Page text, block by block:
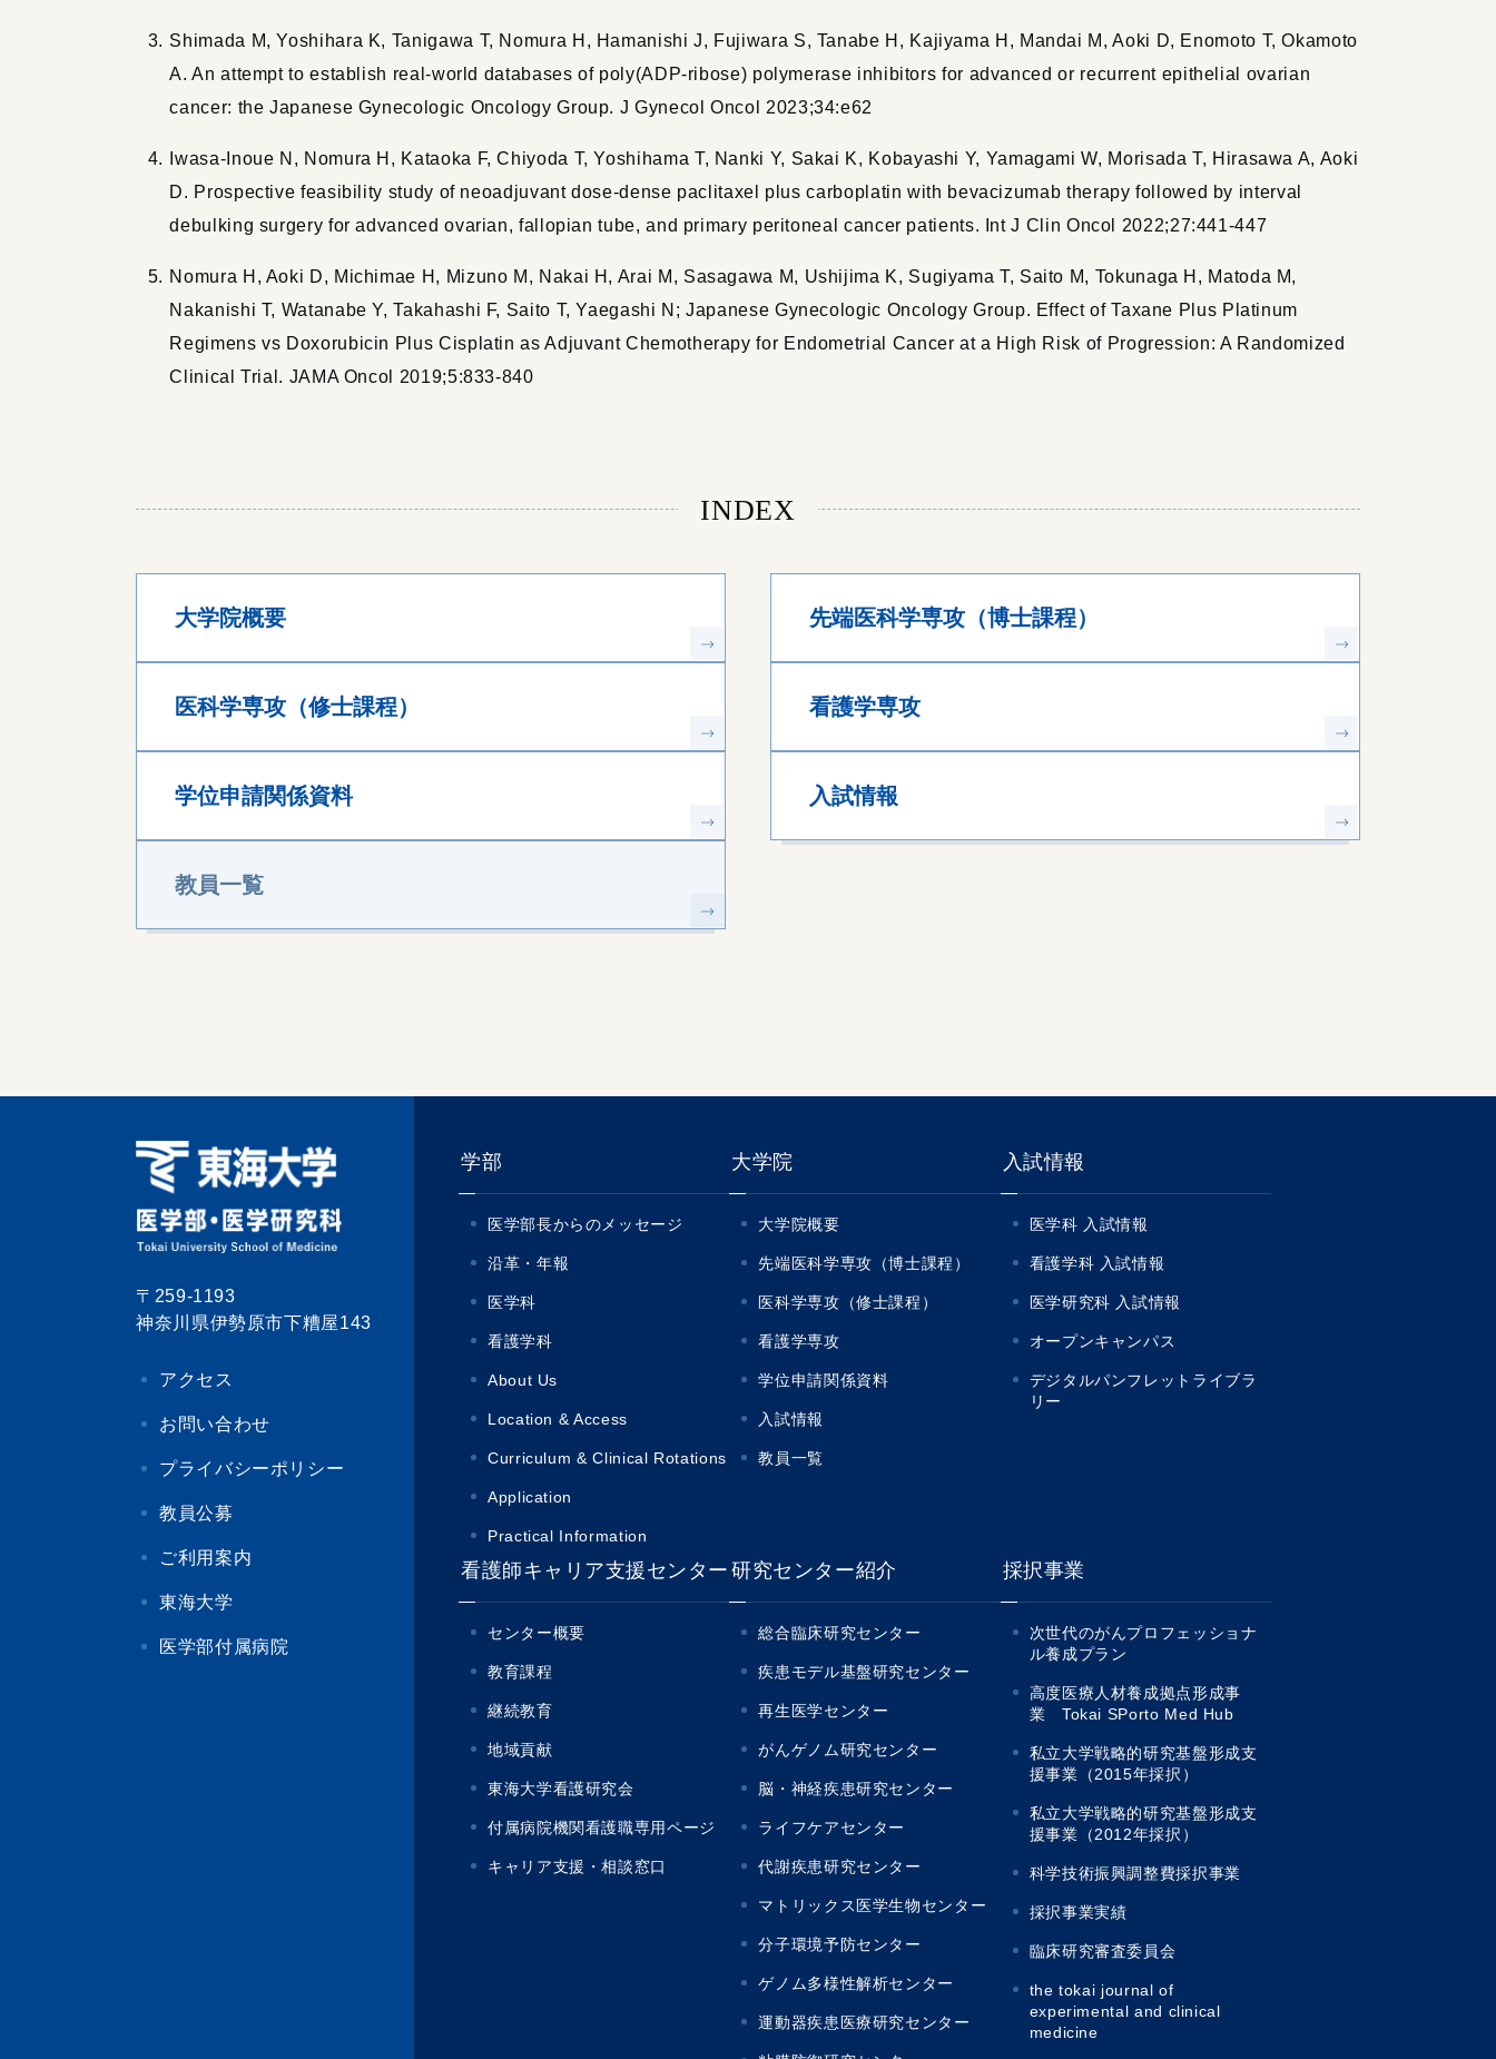
Shimada M, Yoshihara K, Tanigawa T, Nomura H, Hamanishi J, Fujiwara S, Tanabe H, Kajiyama H, Mandai M, Aoki D, Enomoto T, Okamoto
A. An attempt to establish real-world databases of poly(ADP-ribose) polymerase inhibitors for advanced or recurrent epithelial ovarian
cancer: the Japanese Gynecologic Oncology Group. J Gynecol Oncol 2023;34:e62
Iwasa-Inoue N, Nomura H, Kataoka F, Chiyoda T, Yoshihama T, Nanki Y, Sakai K, Kobayashi Y, Yamagami W, Morisada T, Hirasawa A, Aoki
D. Prospective feasibility study of neoadjuvant dose-dense paclitaxel plus carboplatin with bevacizumab therapy followed by interval
debulking surgery for advanced ovarian, fallopian tube, and primary peritoneal cancer patients. Int J Clin Oncol 2022;27:441-447
Nomura H, Aoki D, Michimae H, Mizuno M, Nakai H, Arai M, Sasagawa M, Ushijima K, Sugiyama T, Saito M, Tokunaga H, Matoda M,
Nakanishi T, Watanabe Y, Takahashi F, Saito T, Yaegashi N; Japanese Gynecologic Oncology Group. Effect of Taxane Plus Platinum
Regimens vs Doxorubicin Plus Cisplatin as Adjuvant Chemotherapy for Endometrial Cancer at a High Risk of Progression: A Randomized
Clinical Trial. JAMA Oncol 2019;5:833-840
INDEX
大学院概要 先端医科学専攻（博士課程）
医科学専攻（修士課程） 看護学専攻
学位申請関係資料 入試情報
教員一覧
〒259-1193
神奈川県伊勢原市下糟屋143
アクセス
お問い合わせ
プライバシーポリシー
教員公募
ご利用案内
東海大学
医学部付属病院
学部
医学部長からのメッセージ
沿革・年報
医学科
看護学科
About Us
Location & Access
Curriculum & Clinical Rotations
Application
Practical Information
大学院
大学院概要
先端医科学専攻（博士課程）
医科学専攻（修士課程）
看護学専攻
学位申請関係資料
入試情報
教員一覧
入試情報
医学科 入試情報
看護学科 入試情報
医学研究科 入試情報
オープンキャンパス
デジタルパンフレットライブラ
リー
看護師キャリア支援センター
センター概要
教育課程
継続教育
地域貢献
東海大学看護研究会
付属病院機関看護職専用ページ
キャリア支援・相談窓口
研究センター紹介
総合臨床研究センター
疾患モデル基盤研究センター
再生医学センター
がんゲノム研究センター
脳・神経疾患研究センター
ライフケアセンター
代謝疾患研究センター
マトリックス医学生物センター
分子環境予防センター
ゲノム多様性解析センター
運動器疾患医療研究センター
採択事業
次世代のがんプロフェッショナ
ル養成プラン
高度医療人材養成拠点形成事
業 Tokai SPorto Med Hub
私立大学戦略的研究基盤形成支
援事業（2015年採択）
私立大学戦略的研究基盤形成支
援事業（2012年採択）
科学技術振興調整費採択事業
採択事業実績
臨床研究審査委員会
the tokai journal of
experimental and clinical
medicine